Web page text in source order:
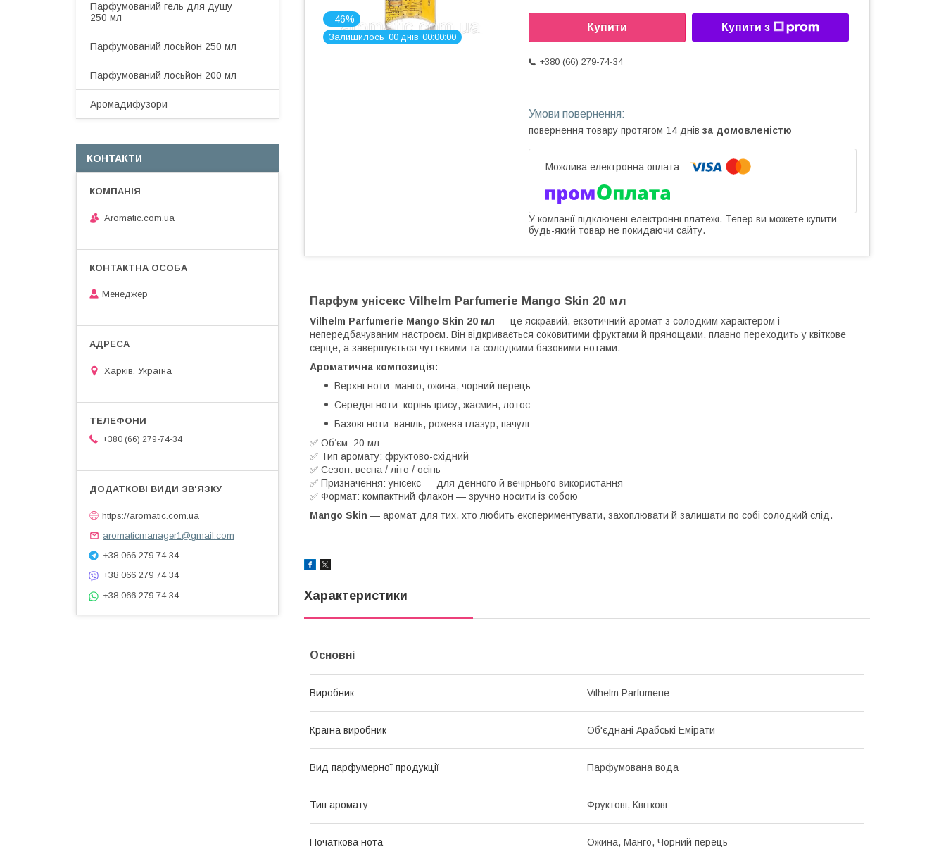
–46%
Залишилось 00 днів 00 00 00
Купити Купити з
+380 (66) 279-74-34
повернення товару протягом 14 днів за домовленістю
У компанії підключені електронні платежі. Тепер ви можете купити
будь-який товар не покидаючи сайту.
Парфум унісекс Vilhelm Parfumerie Mango Skin 20 мл
Vilhelm Parfumerie Mango Skin 20 мл — це яскравий, екзотичний аромат з солодким характером і
непередбачуваним настроєм. Він відкривається соковитими фруктами й прянощами, плавно переходить у квіткове
серце, а завершується чуттєвими та солодкими базовими нотами.
Ароматична композиція:
Верхні ноти: манго, ожина, чорний перець
Середні ноти: корінь ірису, жасмин, лотос
Базові ноти: ваніль, рожева глазур, пачулі
✅ Обʼєм: 20 мл
✅ Тип аромату: фруктово-східний
✅ Сезон: весна / літо / осінь
✅ Призначення: унісекс — для денного й вечірнього використання
✅ Формат: компактний флакон — зручно носити із собою
Mango Skin — аромат для тих, хто любить експериментувати, захоплювати й залишати по собі солодкий слід.
Характеристики
Основні
Виробник Vilhelm Parfumerie
Країна виробник Об'єднані Арабські Емірати
Вид парфумерної продукції Парфумована вода
Тип аромату Фруктові, Квіткові
Початкова нота Ожина, Манго, Чорний перець
Парфумований гель для душу
250 мл
Парфумований лосьйон 250 мл
Парфумований лосьйон 200 мл
Аромадифузори
КОНТАКТИ
Aromatic.com.ua
Менеджер
Харків, Україна
+380 (66) 279-74-34
https://aromatic.com.ua
aromaticmanager1@gmail.com
+38 066 279 74 34
+38 066 279 74 34
+38 066 279 74 34